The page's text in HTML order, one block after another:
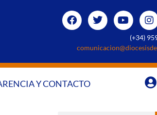
(+34)
Y CONTACTO